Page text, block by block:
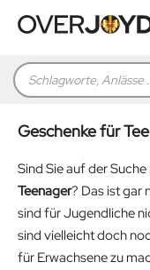
Inhalt
Products
search
Geschenke für
Sind Sie auf der Suche
Teenager? Das ist gar
sind für Jugendliche
sind vielleicht doch
für Erwachsene zu